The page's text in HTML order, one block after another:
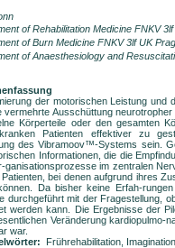
of Rehabilitation Medicine FNKV
of Burn Medicine FNKV 3lf UK Prag
of Anaesthesiology and
der motorischen Leistung und
vermehrte Ausschüttung
Körperteile oder den gesamten
Patienten effektiver zu
des Vibramoov™-Systems sein.
Informationen, die die
ganisationsprozesse im zentralen
Patienten, bei denen aufgrund ihres
Da bisher keine Erfah-
durchgeführt mit der Fragestellung,
werden kann. Die Ergebnisse der
Veränderung kardiopulmo-
war.
Frührehabilitation,